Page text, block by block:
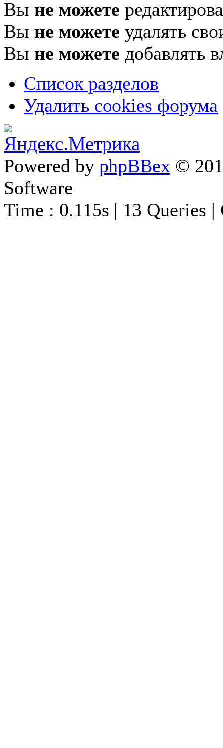
Вы не можете
Вы не можете удалять
Вы не можете добавлять
Список разделов
Удалить cookies форума
Powered by phpBBex ©
Software
Time : 0.115s | 13 Queries |